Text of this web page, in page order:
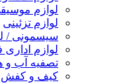
لوازم
لوازم تزئینی
سیسمونی /
لوازم
تصفیه آب و
کیف و کفش